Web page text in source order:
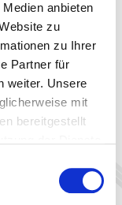
anbieten
zu
zu Ihrer
Partner für
weiter. Unsere
mit
bereitgestellt